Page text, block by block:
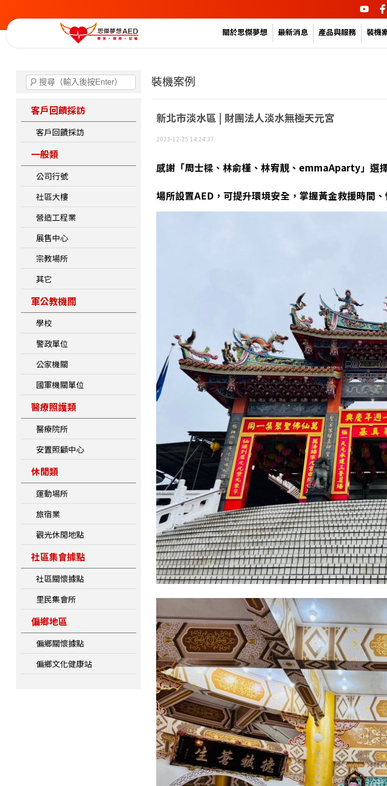
關於思傑夢想 最新消息 產品與服務 裝機
客戶回饋採訪
客戶回饋採訪
一般類
公司行號
社區大樓
營造工程業
展售中心
宗教場所
其它
軍公教機關
學校
警政單位
公家機關
國軍機關單位
醫療照護類
醫療院所
安置照顧中心
休閒類
運動場所
旅宿業
觀光休閒地點
社區集會據點
社區關懷據點
里民集會所
偏鄉地區
偏鄉關懷據點
偏鄉文化健康站
裝機案例
新北市淡水區 | 財團法人淡水無極天元宮
2023-12-25 14:24:37
感謝「周士樑、林俞槿、林宥靚、emmaAparty」選
場所設置AED，可提升環境安全，掌握黃金救援時間